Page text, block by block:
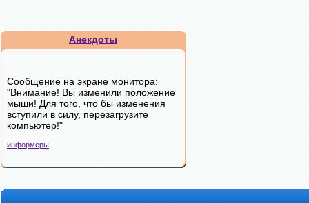
Анекдоты
Сообщение на экране монитора:
"Внимание! Вы изменили положение
мыши! Для того, что бы изменения
вступили в силу, перезагрузите
компьютер!"
информеры